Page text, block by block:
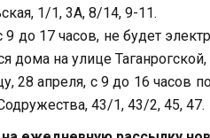
1/1, 3А, 8/14, 9-11.
9 до 17 часов, не будет
дома на улице
28 апреля, с 9 до 16 часов
43/1, 43/2, 45, 47.